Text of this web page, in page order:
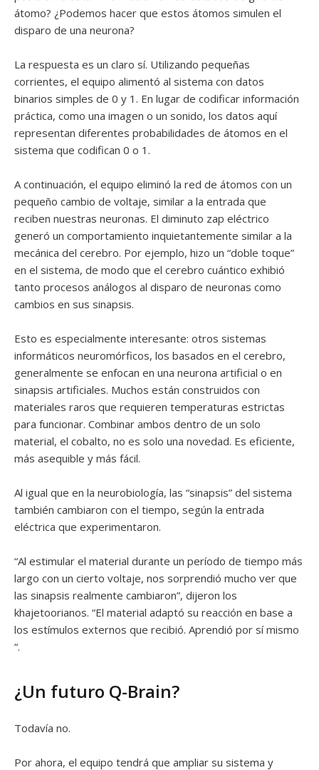
átomo? ¿Podemos hacer que estos átomos simulen el
disparo de una neurona?
La respuesta es un claro sí. Utilizando pequeñas
corrientes, el equipo alimentó al sistema con datos
binarios simples de 0 y 1. En lugar de codificar información
práctica, como una imagen o un sonido, los datos aquí
representan diferentes probabilidades de átomos en el
sistema que codifican 0 o 1.
A continuación, el equipo eliminó la red de átomos con un
pequeño cambio de voltaje, similar a la entrada que
reciben nuestras neuronas. El diminuto zap eléctrico
generó un comportamiento inquietantemente similar a la
mecánica del cerebro. Por ejemplo, hizo un “doble toque”
en el sistema, de modo que el cerebro cuántico exhibió
tanto procesos análogos al disparo de neuronas como
cambios en sus sinapsis.
Esto es especialmente interesante: otros sistemas
informáticos neuromórficos, los basados ​​en el cerebro,
generalmente se enfocan en una neurona artificial o en
sinapsis artificiales. Muchos están construidos con
materiales raros que requieren temperaturas estrictas
para funcionar. Combinar ambos dentro de un solo
material, el cobalto, no es solo una novedad. Es eficiente,
más asequible y más fácil.
Al igual que en la neurobiología, las “sinapsis” del sistema
también cambiaron con el tiempo, según la entrada
eléctrica que experimentaron.
“Al estimular el material durante un período de tiempo más
largo con un cierto voltaje, nos sorprendió mucho ver que
las sinapsis realmente cambiaron”, dijeron los
khajetoorianos. “El material adaptó su reacción en base a
los estímulos externos que recibió. Aprendió por sí mismo
“.
¿Un futuro Q-Brain?
Todavía no.
Por ahora, el equipo tendrá que ampliar su sistema y